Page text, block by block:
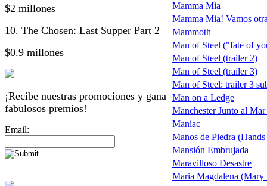
$2 millones
10. The Chosen: Last Supper Part 2
$0.9 millones
¡Recibe nuestras promociones y gana
fabulosos premios!
Email:
Mamma Mia
Mamma Mia! Vamos
Mammoth
Man of Steel ("fate of
Man of Steel (trailer 2)
Man of Steel (trailer 3)
Man of Steel: trailer 3
Man on a Ledge
Manchester Junto al
Maniac
Manos de Piedra
Mansión Embrujada
Maravilloso Desastre
Maria Magdalena (Mary